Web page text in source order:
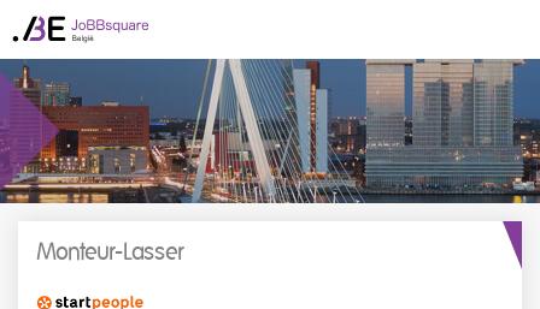
Monteur-Lasser